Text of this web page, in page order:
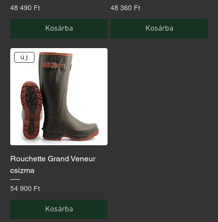
Ár
48 490 Ft
Kosárba
Ár
48 360 Ft
Kosárba
új
Rouchette Grand Veneur
csizma
Ár
54 900 Ft
Kosárba